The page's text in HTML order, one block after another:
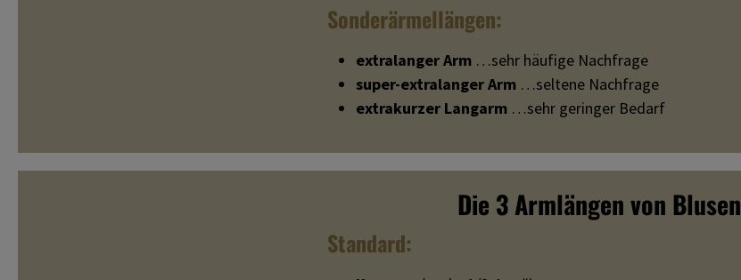
Sonderärmellängen:
extralanger Arm…sehr häufige Nachfrage
super-extralanger Arm…seltene Nachfrage
extrakurzer Langarm …sehr geringer Bedarf
Die 3 Armlängen von Blusen
Standard: